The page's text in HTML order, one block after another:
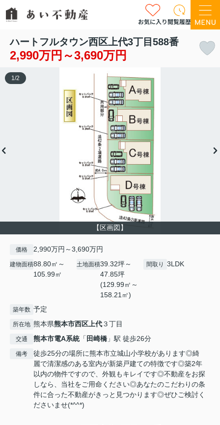
お気に入り閲覧履歴
ハートフルタウン西区上代3丁目588番
2,990万円～3,690万円
【区画図】
1 /2
価格 2,990万円～3,690万円
建物面積88.80㎡～
105.99㎡
土地面積39.32坪～
47.85坪
(129.99㎡～
158.21㎡)
間取り 3LDK
築年数 予定
所在地 熊本県熊本市西区 上代３丁目
交通 熊本市電A系統「 田崎橋 」駅 徒歩26分
備考
徒歩25分の場所に熊本市立城山小学校があります◎綺
麗で清潔感のある室内が新築戸建ての特徴です◎築2年
以内の物件ですので、外観もキレイです◎不動産をお探
しなら、当社をご用命ください◎あなたのこだわりの条
件に合った不動産がきっと見つかります◎ぜひご検討く
ださいませ(*^^*)